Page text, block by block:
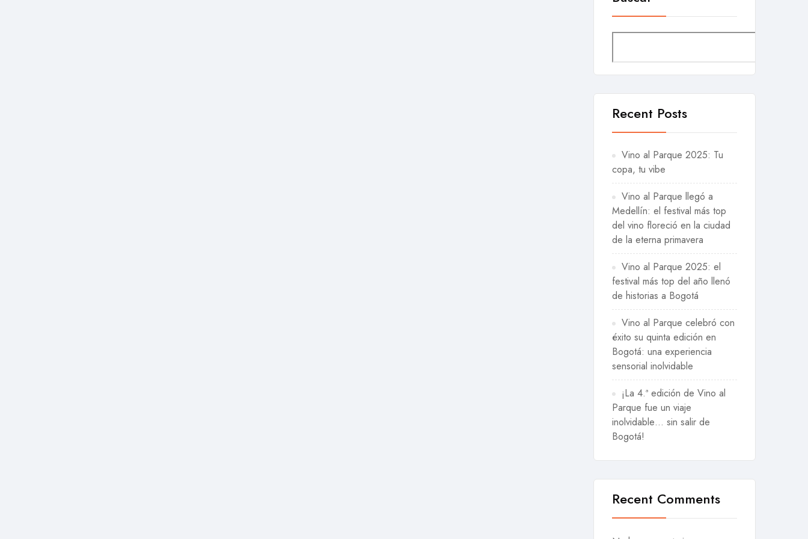
Recent Posts
Vino al Parque 2025: Tu
copa, tu vibe
Vino al Parque llegó a
Medellín: el festival más top
del vino floreció en la ciudad
de la eterna primavera
Vino al Parque 2025: el
festival más top del año llenó
de historias a Bogotá
Vino al Parque celebró con
éxito su quinta edición en
Bogotá: una experiencia
sensorial inolvidable
¡La 4.ª edición de Vino al
Parque fue un viaje
inolvidable… sin salir de
Bogotá!
Recent Comments